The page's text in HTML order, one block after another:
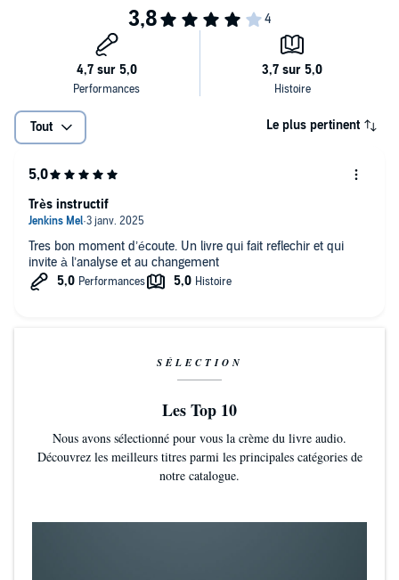
Tout Le plus pertinent
Tres bon moment d’écoute. Un livre qui fait reflechir et qui
invite à l’analyse et au changement
Très instructif
SÉLECTION
Les Top 10
Nous avons sélectionné pour vous la crème du livre audio.
Découvrez les meilleurs titres parmi les principales catégories de
notre catalogue.